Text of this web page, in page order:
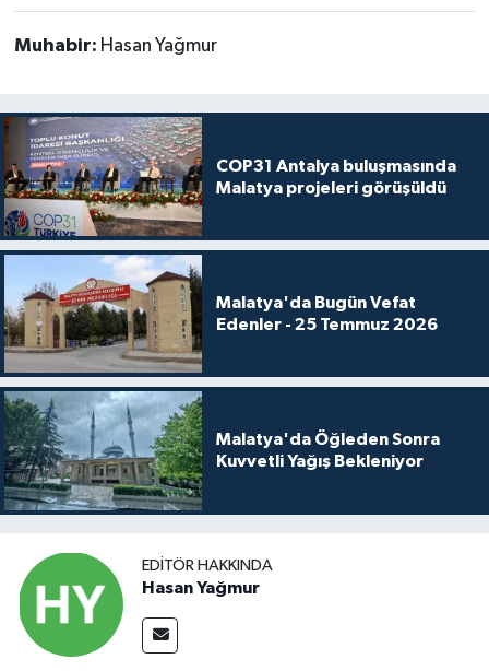
Muhabir: Hasan Yağmur
COP31 Antalya buluşmasında
Malatya projeleri görüşüldü
Malatya'da Bugün Vefat
Edenler - 25 Temmuz 2026
Malatya'da Öğleden Sonra
Kuvvetli Yağış Bekleniyor
EDITÖR HAKKINDA
Hasan Yağmur